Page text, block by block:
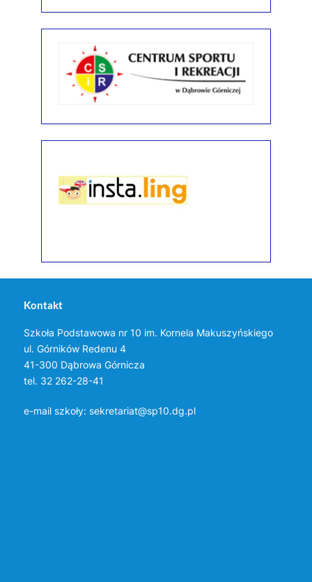
Kontakt
Szkoła Podstawowa nr 10 im. Kornela Makuszyńskiego
ul. Górników Redenu 4
41-300 Dąbrowa Górnicza
tel. 32 262-28-41
e-mail szkoły: sekretariat@sp10.dg.pl